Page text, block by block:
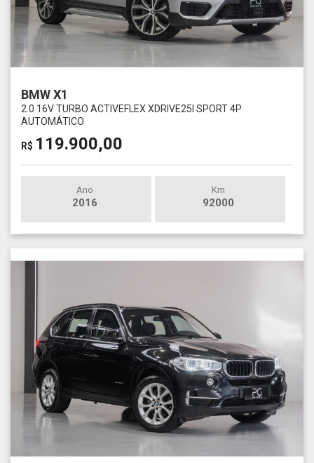
BMW X1
2.0 16V TURBO ACTIVEFLEX XDRIVE25I SPORT 4P
AUTOMÁTICO
R$ 119.900,00
Ano
2016
Km
92000